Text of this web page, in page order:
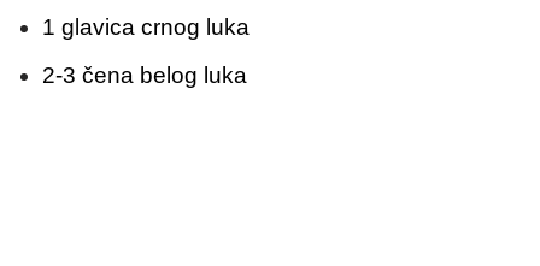
1 glavica crnog luka
2-3 čena belog luka